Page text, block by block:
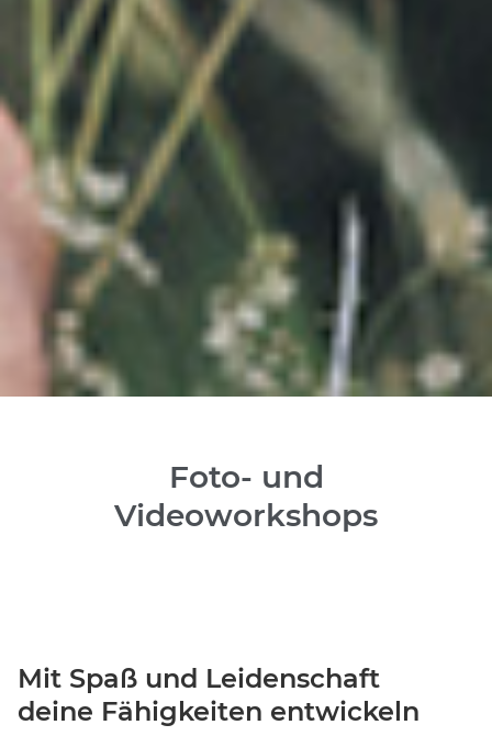
Foto- und
Videoworkshops
Mit Spaß und Leidenschaft
deine Fähigkeiten entwickeln